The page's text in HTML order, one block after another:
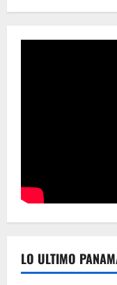
LO ULTIMO